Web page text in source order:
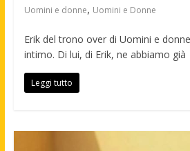
Uomini e donne, Uomini e Donne
Erik del trono over di Uomini e
intimo. Di lui, di Erik, ne abbiamo già
Leggi tutto